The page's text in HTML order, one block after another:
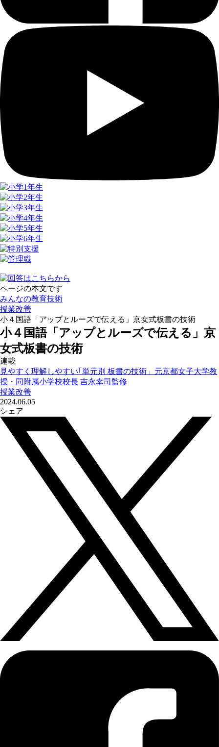
ページの本文です
みんなの教育技術
授業改善
小４国語「アップとルーズで伝える」京女式板書の技術
小４国語「アップとルーズで伝える」京
女式板書の技術
連載
見やすく理解しやすい｢単元別 板書の技術」元京都女子大学教
授・同附属小学校校長 吉永幸司監修
授業改善
2024.06.05
シェア